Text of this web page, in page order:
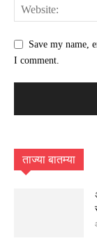
Save my name,
I comment.
ताज्या बातम्या